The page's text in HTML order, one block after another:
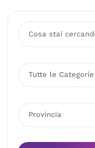
Tutte le Categorie
Provincia